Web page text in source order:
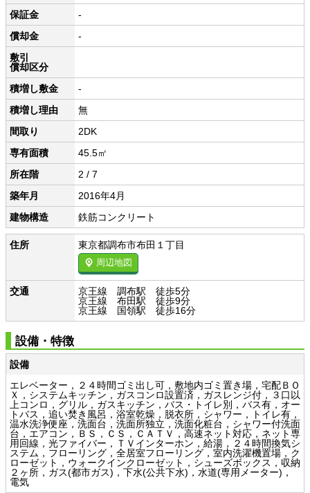
保証金
-
償却金
-
敷引
償却区分
積増し敷金
-
積増し理由
無
間取り
2DK
専有面積
45.5㎡
所在階
2 / 7
築年月
2016年4月
建物構造
鉄筋コンクリート
住所 東京都調布市布田１丁目
周辺地図
交通
京王線 調布駅 徒歩5分
京王線 布田駅 徒歩9分
京王線 国領駅 徒歩16分
設備・特徴
設備
エレベーター，２４時間ゴミ出し可，敷地内ゴミ置き場，宅配ＢＯ
Ｘ，システムキッチン，ガスコンロ設置済，ガスレンジ付，３口以
上コンロ，グリル，ガスキッチン，バス・トイレ別，バス有，オー
トバス，追い焚き風呂，浴室乾燥，脱衣所，シャワー，トイレ有，
温水洗浄便座，洗面台，洗面所独立，洗面化粧台，シャワー付洗面
台，エアコン，ＢＳ，ＣＳ，ＣＡＴＶ，高速ネット対応，ネット専
用回線，光ファイバー，ＴＶインターホン，給湯，２４時間換気シ
ステム，フローリング，全居室フローリング，室内洗濯機置場，ク
ローゼット，ウォークインクローゼット，シューズボックス，収納
２ヶ所，ガス(都市ガス)，下水(公共下水)，水道(専用メーター)，
電気